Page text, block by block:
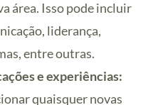
área. Isso pode incluir
liderança,
entre outras.
e experiências:
quaisquer novas